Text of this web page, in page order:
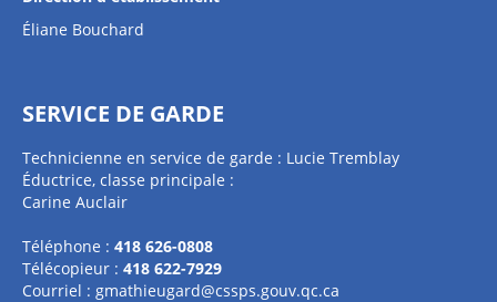
Éliane Bouchard
SERVICE DE GARDE
Technicienne en service de garde : Lucie Tremblay
Éductrice, classe principale :
Carine Auclair
Téléphone : 418 626-0808
Télécopieur : 418 622-7929
Courriel : gmathieugard@cssps.gouv.qc.ca